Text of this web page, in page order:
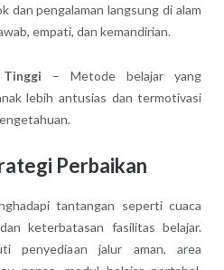
dan pengalaman langsung di alam
empati, dan kemandirian.
– Metode belajar yang
lebih antusias dan termotivasi
Perbaikan
tantangan seperti cuaca
keterbatasan fasilitas belajar.
penyediaan jalur aman, area